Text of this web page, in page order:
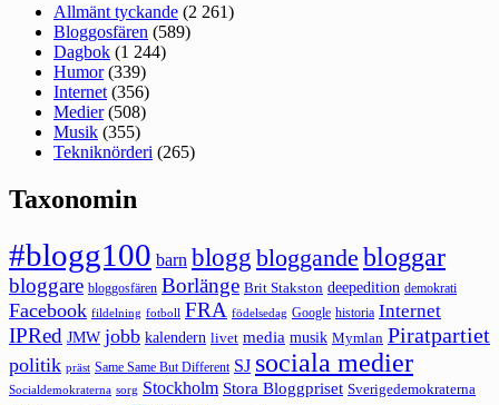
Allmänt tyckande (2 261)
Bloggosfären (589)
Dagbok (1 244)
Humor(339)
Internet (356)
Medier(508)
Musik (355)
Tekniknörderi (265)
Taxonomin
#blogg100 barn blogg bloggande bloggar
bloggare bloggosfären Borlänge Brit Stakston deepedition demokrati
Facebook fildelning fotboll FRA födelsedag Google historia Internet
IPRed JMW jobb kalendern livet media musik Mymlan Piratpartiet
politik präst Same Same But Different SJ sociala medier
Socialdemokraterna sorg Stockholm Stora Bloggpriset Sverigedemokraterna